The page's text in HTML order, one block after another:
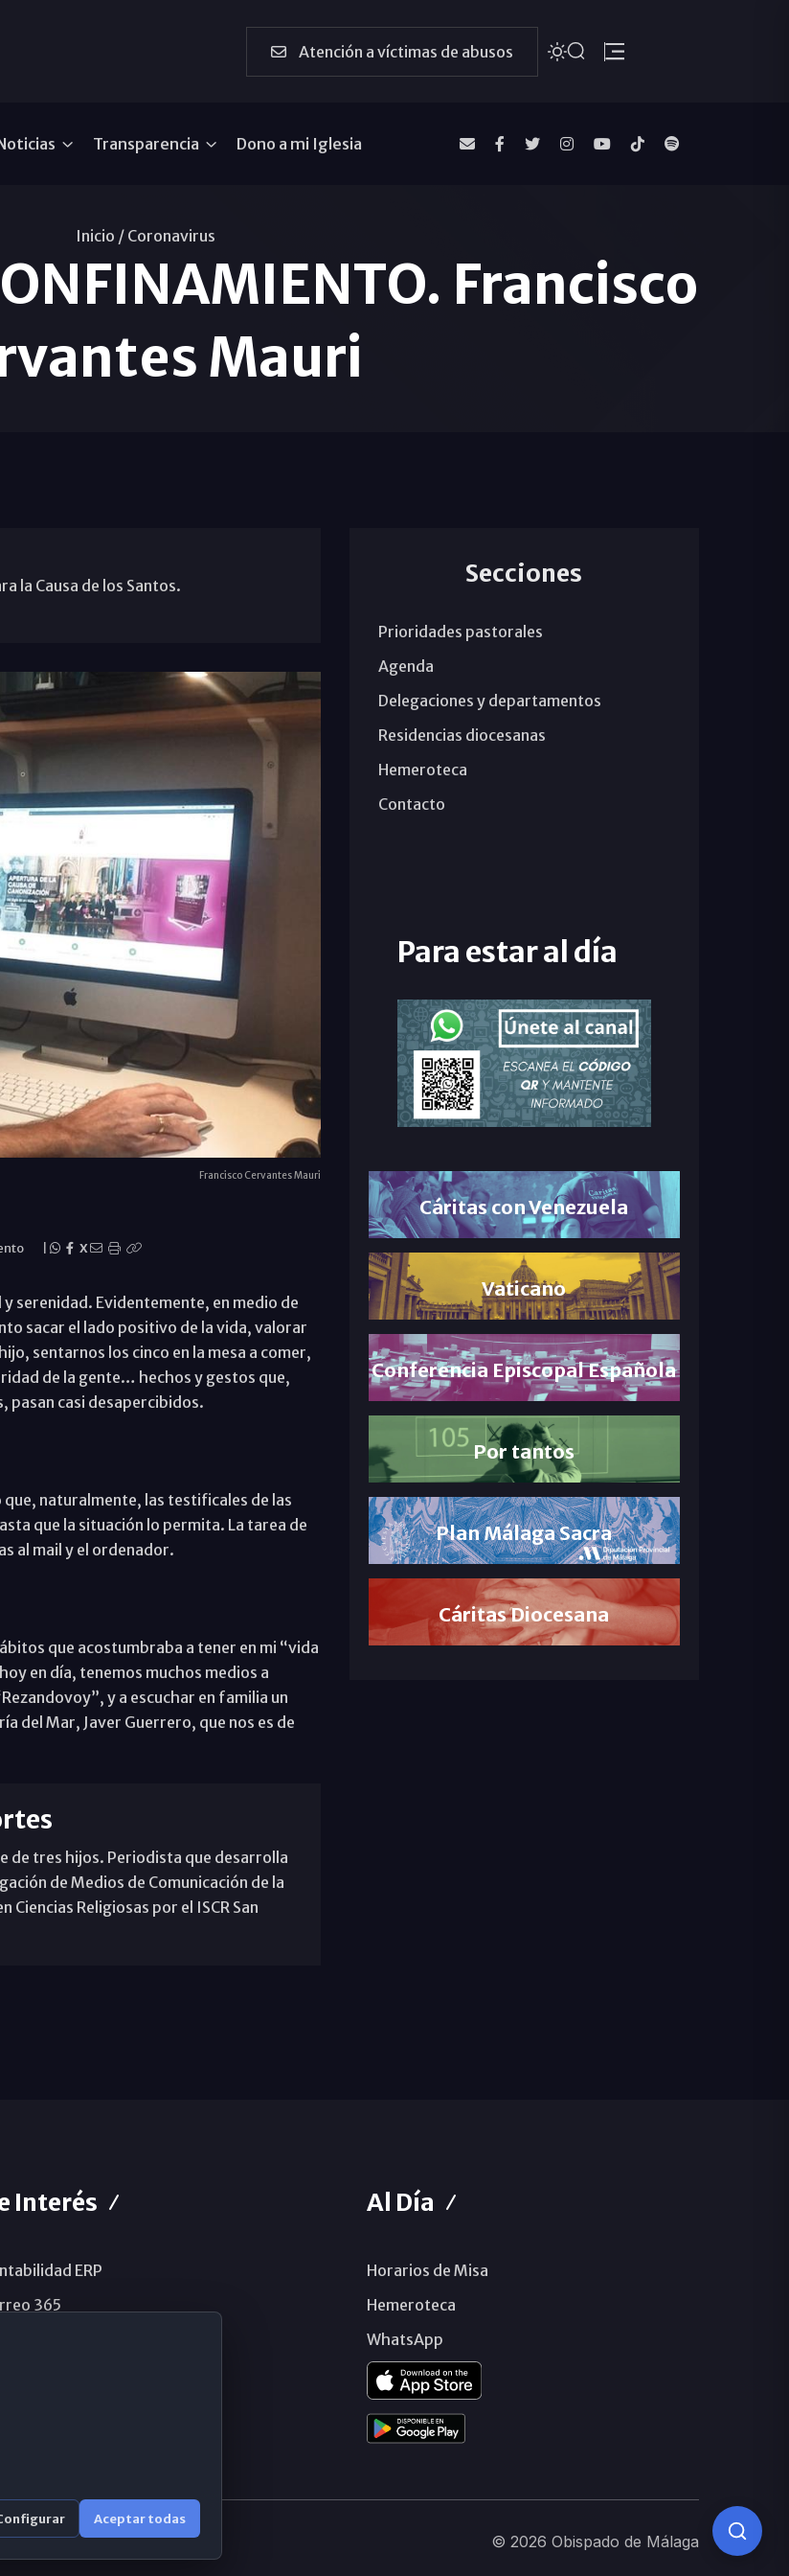
Atención a víctimas de abusos
Transparencia Dono a mi Iglesia
Inicio / Coronavirus
Francisco
Mauri
la Causa de los Santos.
Francisco Cervantes Mauri
X
serenidad. Evidentemente, en medio de
sacar el lado positivo de la vida, valorar
sentarnos los cinco en la mesa a comer,
de la gente… hechos y gestos que,
pasan casi desapercibidos.
naturalmente, las testificales de las
que la situación lo permita. La tarea de
al mail y el ordenador.
que acostumbraba a tener en mi “vida
en día, tenemos muchos medios a
y a escuchar en familia un
del Mar, Javer Guerrero, que nos es de
de tres hijos. Periodista que desarrolla
de Medios de Comunicación de la
Ciencias Religiosas por el ISCR San
Secciones
Prioridades pastorales
Agenda
Delegaciones y departamentos
Residencias diocesanas
Hemeroteca
Contacto
Para estar al día
Cáritas con Venezuela
Vaticano
Conferencia Episcopal Española
Por tantos
Plan Málaga Sacra
Cáritas Diocesana
Interés
ERP
365
Al Día
Horarios de Misa
Hemeroteca
WhatsApp
© 2026 Obispado de Málaga
Aceptar todas